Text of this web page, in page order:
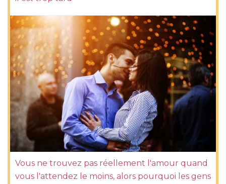
Vous ne trouvez pas réellement l'amour quand
vous l'attendez le moins, alors pourquoi les gens